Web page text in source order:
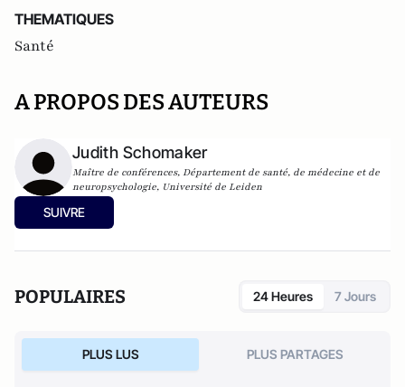
THEMATIQUES
Santé
A PROPOS DES AUTEURS
Judith Schomaker
Maître de conférences, Département de santé, de médecine et de
neuropsychologie, Université de Leiden
SUIVRE
POPULAIRES 24 Heures 7 Jours
PLUS LUS PLUS PARTAGES